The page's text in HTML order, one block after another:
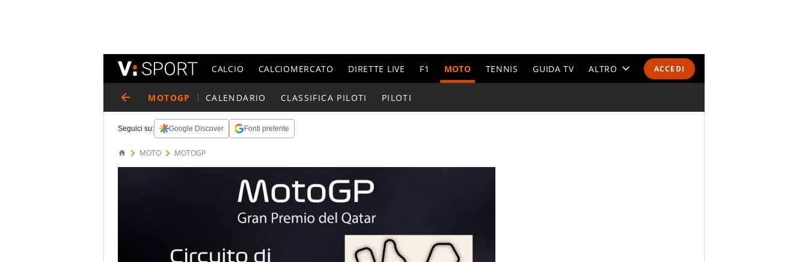
ACCEDI
CALCIO CALCIOMERCATO DIRETTE LIVE F1 MOTO TENNIS GUIDA TV ALTRO
MOTOGP CALENDARIO CLASSIFICA PILOTI PILOTI
Seguici su: Google Discover Fonti preferite
MOTO MOTOGP